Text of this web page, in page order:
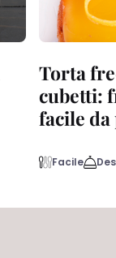
Torta
cubetti:
facile
Facile